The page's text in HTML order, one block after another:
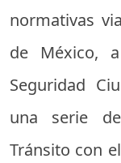
normativas
de México,
Seguridad
una serie
Tránsito con